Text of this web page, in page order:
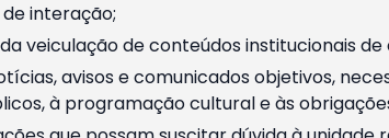
interação;
veiculação de conteúdos institucionais
avisos e comunicados objetivos,
à programação cultural e às